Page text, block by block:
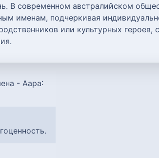
В современном австралийском
именам, подчеркивая
или культурных
: